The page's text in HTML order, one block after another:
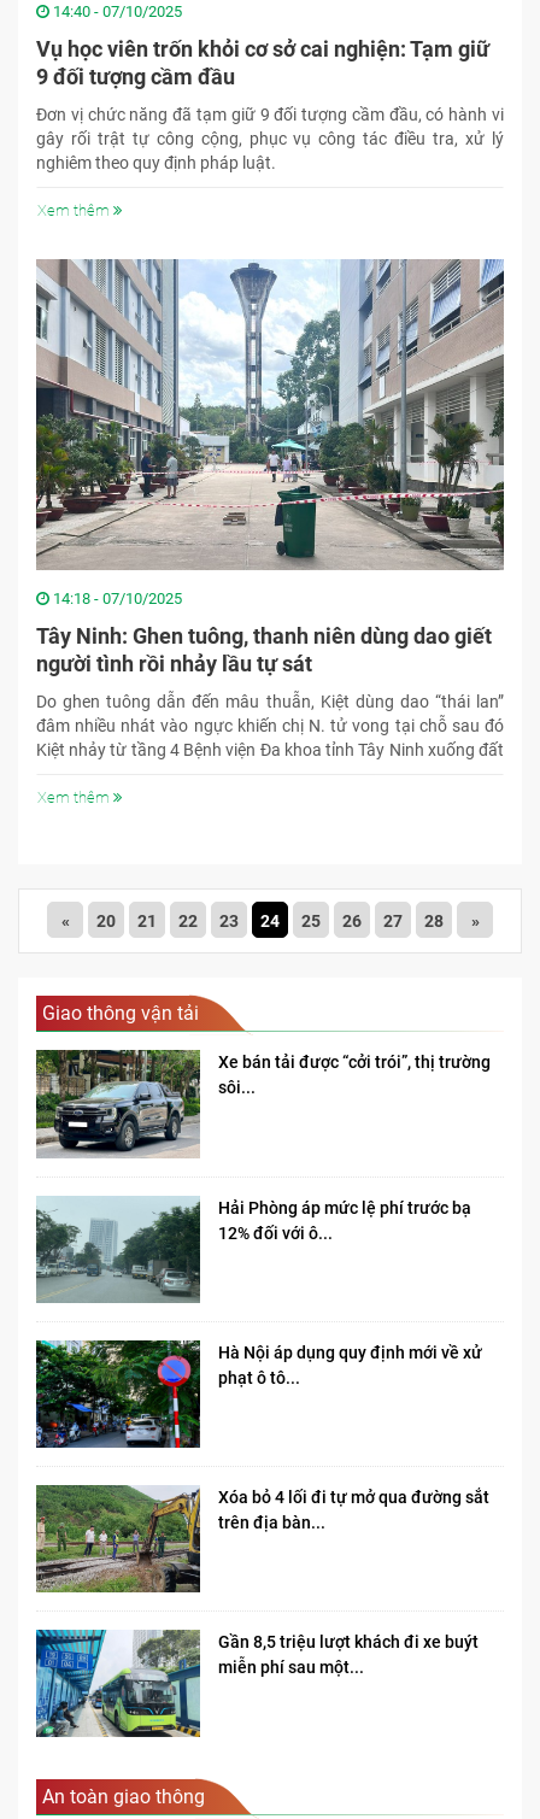
14:40 - 07/10/2025
Vụ học viên trốn khỏi cơ sở cai nghiện: Tạm giữ
9 đối tượng cầm đầu
Đơn vị chức năng đã tạm giữ 9 đối tượng cầm đầu, có hành vi
gây rối trật tự công cộng, phục vụ công tác điều tra, xử lý
nghiêm theo quy định pháp luật.
Xem thêm
14:18 - 07/10/2025
Tây Ninh: Ghen tuông, thanh niên dùng dao giết
người tình rồi nhảy lầu tự sát
Do ghen tuông dẫn đến mâu thuẫn, Kiệt dùng dao “thái lan”
đâm nhiều nhát vào ngực khiến chị N. tử vong tại chỗ sau đó
Kiệt nhảy từ tầng 4 Bệnh viện Đa khoa tỉnh Tây Ninh xuống đất
Xem thêm
« 20 21 22 23 24 25 26 27 28 »
Giao thông vận tải
Xe bán tải được “cởi trói”, thị trường
sôi...
Hải Phòng áp mức lệ phí trước bạ
12% đối với ô...
Hà Nội áp dụng quy định mới về xử
phạt ô tô...
Xóa bỏ 4 lối đi tự mở qua đường sắt
trên địa bàn...
Gần 8,5 triệu lượt khách đi xe buýt
miễn phí sau một...
An toàn giao thông